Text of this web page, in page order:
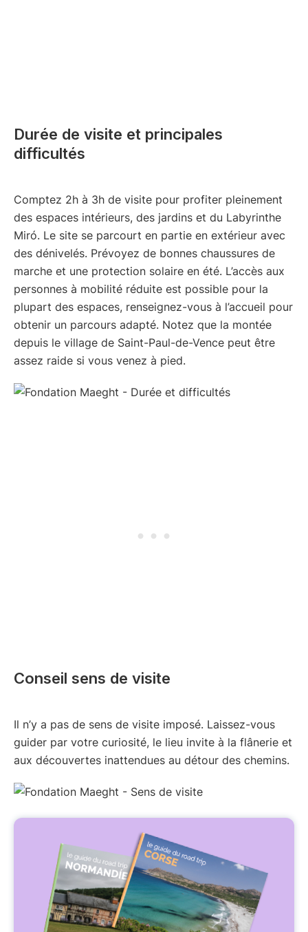
Durée de visite et principales
difficultés
Comptez 2h à 3h de visite pour profiter pleinement
des espaces intérieurs, des jardins et du Labyrinthe
Miró. Le site se parcourt en partie en extérieur avec
des dénivelés. Prévoyez de bonnes chaussures de
marche et une protection solaire en été. L’accès aux
personnes à mobilité réduite est possible pour la
plupart des espaces, renseignez-vous à l’accueil pour
obtenir un parcours adapté. Notez que la montée
depuis le village de Saint-Paul-de-Vence peut être
assez raide si vous venez à pied.
Conseil sens de visite
Il n’y a pas de sens de visite imposé. Laissez-vous
guider par votre curiosité, le lieu invite à la flânerie et
aux découvertes inattendues au détour des chemins.